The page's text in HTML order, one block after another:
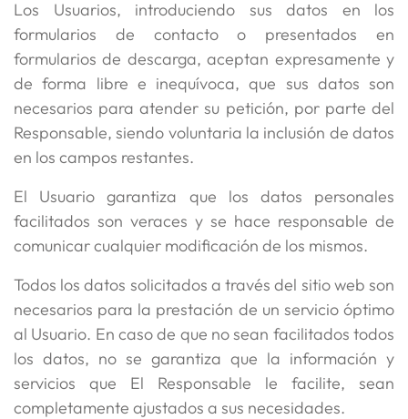
Los Usuarios, introduciendo sus datos en los
formularios de contacto o presentados en
formularios de descarga, aceptan expresamente y
de forma libre e inequívoca, que sus datos son
necesarios para atender su petición, por parte del
Responsable, siendo voluntaria la inclusión de datos
en los campos restantes.
El Usuario garantiza que los datos personales
facilitados son veraces y se hace responsable de
comunicar cualquier modificación de los mismos.
Todos los datos solicitados a través del sitio web son
necesarios para la prestación de un servicio óptimo
al Usuario. En caso de que no sean facilitados todos
los datos, no se garantiza que la información y
servicios que El Responsable le facilite, sean
completamente ajustados a sus necesidades.